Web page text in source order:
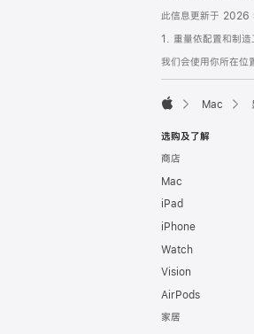
此信息更新于 2026
1. 重量依配置和制造
我们会使用你所在位
Mac
选购及了解
商店
Mac
iPad
iPhone
Watch
Vision
AirPods
家居